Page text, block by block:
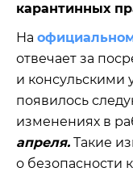
карантинных
На
отвечает за
и
появилось
изменениях в
апреля. Такие
о безопасности